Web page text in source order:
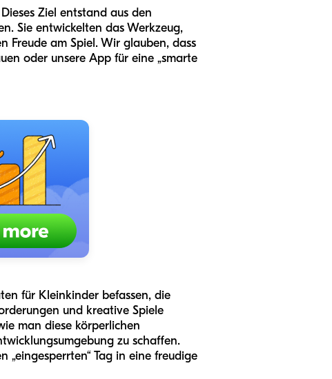
Ziel entstand aus den
Sie entwickelten das Werkzeug,
Freude am Spiel. Wir glauben, dass
oder unsere App für eine „smarte
für Kleinkinder befassen, die
und kreative Spiele
man diese körperlichen
zu schaffen.
„eingesperrten“ Tag in eine freudige